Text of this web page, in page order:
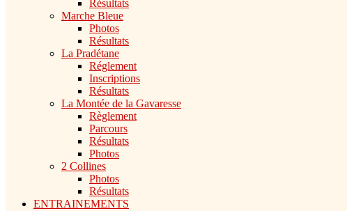
Résultats
Marche Bleue
Photos
Résultats
La Pradétane
Réglement
Inscriptions
Résultats
La Montée de la Gavaresse
Règlement
Parcours
Résultats
Photos
2 Collines
Photos
Résultats
ENTRAINEMENTS